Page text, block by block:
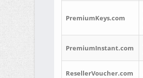
PremiumKeys.com
PremiumInstant.com
ResellerVoucher.com